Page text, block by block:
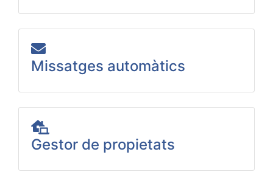
Missatges automàtics
Gestor de propietats